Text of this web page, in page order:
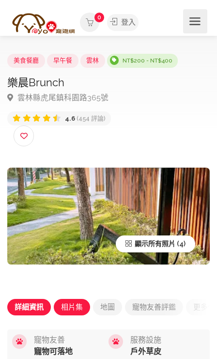
0
登入
美食餐廳 早午餐 雲林 NT$200 - NT$400
樂晨Brunch
顯示所有照片
詳細資訊 相片集 地圖 寵物友善評鑑 更多優
寵物友善
寵物可落地
服務設施
戶外草皮